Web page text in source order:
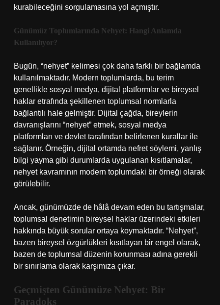
kurabileceğini sorgulamasına yol açmıştır.
Günümüz Toplumlarında Nehyet: Hangi Anlamda
Kullanılıyor?
Bugün, “nehyet” kelimesi çok daha farklı bir bağlamda
kullanılmaktadır. Modern toplumlarda, bu terim
genellikle sosyal medya, dijital platformlar ve bireysel
haklar etrafında şekillenen toplumsal normlarla
bağlantılı hale gelmiştir. Dijital çağda, bireylerin
davranışlarını “nehyet” etmek, sosyal medya
platformları ve devlet tarafından belirlenen kurallar ile
sağlanır. Örneğin, dijital ortamda nefret söylemi, yanlış
bilgi yayma gibi durumlarda uygulanan kısıtlamalar,
nehyet kavramının modern toplumdaki bir örneği olarak
görülebilir.
Ancak, günümüzde de hâlâ devam eden bu tartışmalar,
toplumsal denetimin bireysel haklar üzerindeki etkileri
hakkında büyük sorular ortaya koymaktadır. “Nehyet”,
bazen bireysel özgürlükleri kısıtlayan bir engel olarak,
bazen de toplumsal düzenin korunması adına gerekli
bir sınırlama olarak karşımıza çıkar.
Geçmişten Günümüze Nehyet: Bir
Paradoks